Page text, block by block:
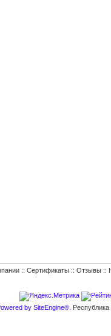
:: Сертификаты :: Отзывы ::
by SiteEngine®.